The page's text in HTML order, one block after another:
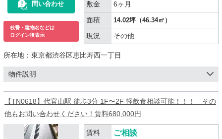
問い合わせ
枝番・建物名などは
ログイン後表示
敷金
6ヶ月
面積
14.02坪（46.34㎡）
現況 その他
所在地： 東京都渋谷区恵比寿西一丁目
物件説明
【TN0618】代官山駅 徒歩3分 1F〜2F 軽飲食相談可能！！！ その
他もお問い合わせください！賃料680,000円
賃料 ご相談